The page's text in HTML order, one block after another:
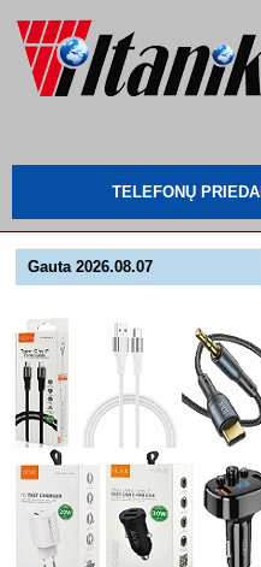
TELEFONŲ PRIEDAI
Gauta 2026.08.07